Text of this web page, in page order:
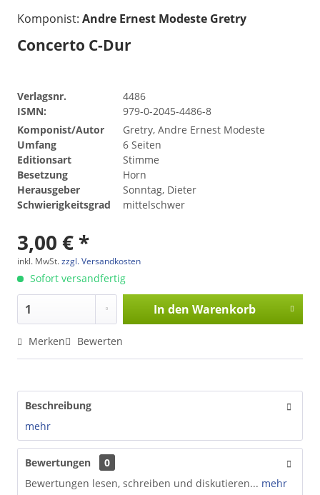
Komponist: Andre Ernest Modeste Gretry
Concerto C-Dur
Verlagsnr.
4486
ISMN:
979-0-2045-4486-8
Komponist/Autor
Gretry, Andre Ernest Modeste
Umfang
6 Seiten
Editionsart
Stimme
Besetzung
Horn
Herausgeber
Sonntag, Dieter
Schwierigkeitsgrad
mittelschwer
3,00 € *
inkl. MwSt.zzgl. Versandkosten
Sofort versandfertig
In den Warenkorb
Merken Bewerten
Beschreibung
mehr
Bewertungen
0
Bewertungen lesen, schreiben und diskutieren... mehr